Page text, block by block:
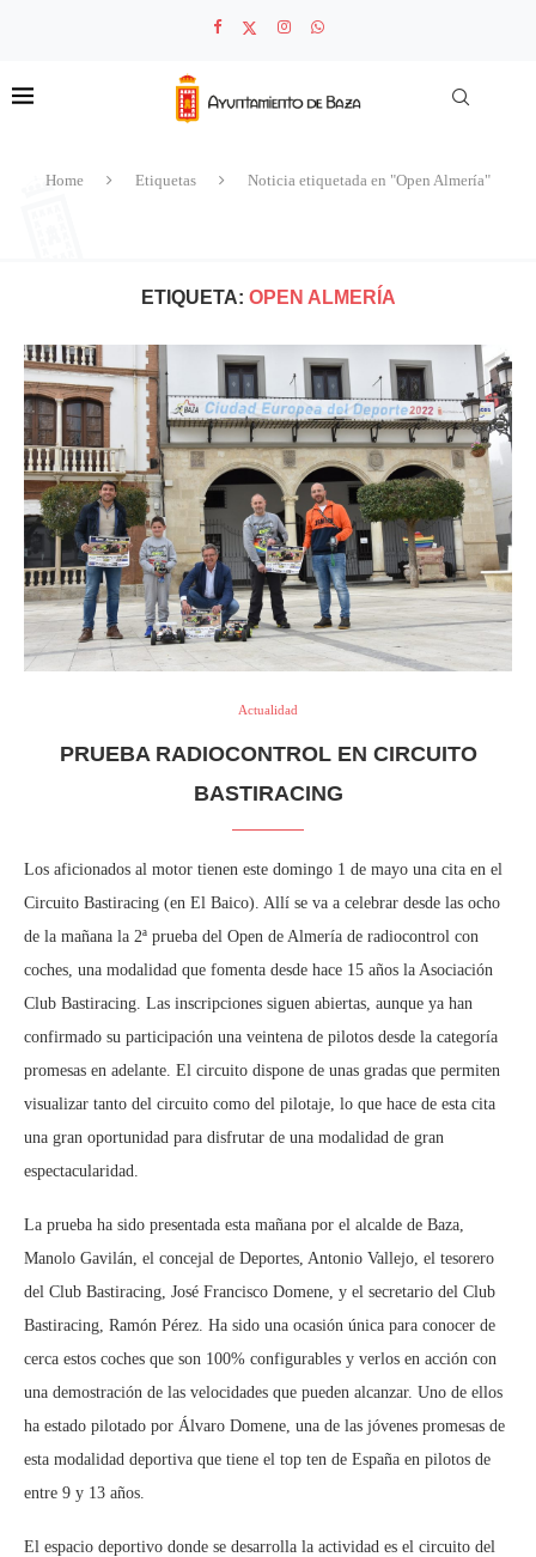
Home Etiquetas Noticia etiquetada en "Open Almería"
ETIQUETA: OPEN ALMERÍA
Actualidad
PRUEBA RADIOCONTROL EN CIRCUITO
BASTIRACING
Los aficionados al motor tienen este domingo 1 de mayo una cita en el
Circuito Bastiracing (en El Baico). Allí se va a celebrar desde las ocho
de la mañana la 2ª prueba del Open de Almería de radiocontrol con
coches, una modalidad que fomenta desde hace 15 años la Asociación
Club Bastiracing. Las inscripciones siguen abiertas, aunque ya han
confirmado su participación una veintena de pilotos desde la categoría
promesas en adelante. El circuito dispone de unas gradas que permiten
visualizar tanto del circuito como del pilotaje, lo que hace de esta cita
una gran oportunidad para disfrutar de una modalidad de gran
espectacularidad.
La prueba ha sido presentada esta mañana por el alcalde de Baza,
Manolo Gavilán, el concejal de Deportes, Antonio Vallejo, el tesorero
del Club Bastiracing, José Francisco Domene, y el secretario del Club
Bastiracing, Ramón Pérez. Ha sido una ocasión única para conocer de
cerca estos coches que son 100% configurables y verlos en acción con
una demostración de las velocidades que pueden alcanzar. Uno de ellos
ha estado pilotado por Álvaro Domene, una de las jóvenes promesas de
esta modalidad deportiva que tiene el top ten de España en pilotos de
entre 9 y 13 años.
El espacio deportivo donde se desarrolla la actividad es el circuito del